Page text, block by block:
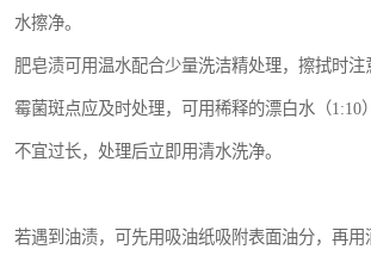
水擦净。
肥皂渍可用温水配合少量洗洁精处理，擦拭时注
霉菌斑点应及时处理，可用稀释的漂白水（1:10
不宜过长，处理后立即用清水洗净。
若遇到油渍，可先用吸油纸吸附表面油分，再用